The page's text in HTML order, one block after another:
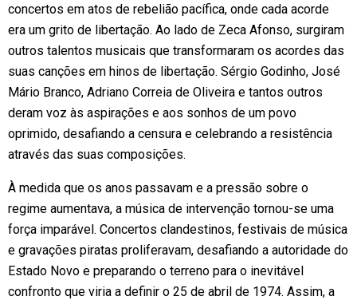
concertos em atos de rebelião pacífica, onde cada acorde
era um grito de libertação. Ao lado de Zeca Afonso, surgiram
outros talentos musicais que transformaram os acordes das
suas canções em hinos de libertação. Sérgio Godinho, José
Mário Branco, Adriano Correia de Oliveira e tantos outros
deram voz às aspirações e aos sonhos de um povo
oprimido, desafiando a censura e celebrando a resistência
através das suas composições.
À medida que os anos passavam e a pressão sobre o
regime aumentava, a música de intervenção tornou-se uma
força imparável. Concertos clandestinos, festivais de música
e gravações piratas proliferavam, desafiando a autoridade do
Estado Novo e preparando o terreno para o inevitável
confronto que viria a definir o 25 de abril de 1974. Assim, a